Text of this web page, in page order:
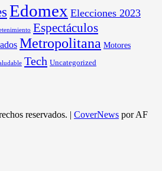
Edomex Elecciones 2023
Espectáculos
Metropolitana Motores
Tech Uncategorized
reservados. | CoverNews por AF